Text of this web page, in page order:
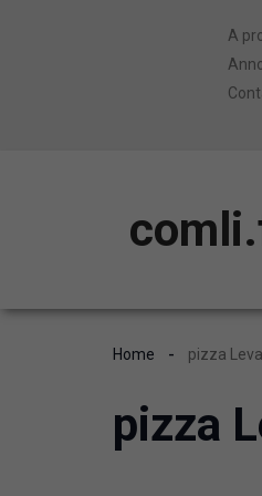
A
Home pizza
pizza